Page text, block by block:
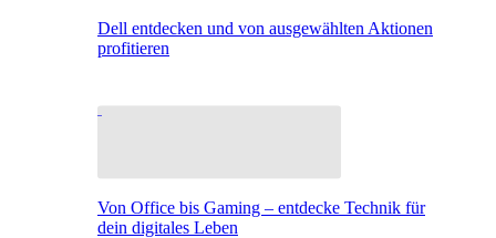
Dell entdecken und von ausgewählten Aktionen
profitieren
Von Office bis Gaming – entdecke Technik für
dein digitales Leben